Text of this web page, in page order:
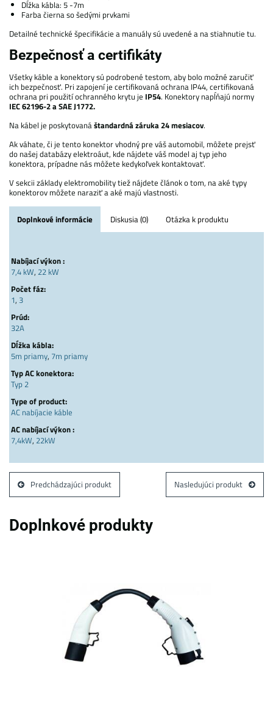
Dĺžka kábla: 5 -7m
Farba čierna so šedými prvkami
Detailné technické špecifikácie a manuály sú uvedené a na stiahnutie tu.
Bezpečnosť a certifikáty
Všetky káble a konektory sú podrobené testom, aby bolo možné zaručiť
ich bezpečnosť. Pri zapojení je certifikovaná ochrana IP44, certifikovaná
ochrana pri použití ochranného krytu je IP54. Konektory napĺňajú normy
IEC 62196-2 a SAE J1772.
Na kábel je poskytovanáštandardná záruka 24 mesiacov.
Ak váhate, či je tento konektor vhodný pre váš automobil, môžete prejsť
do našej databázy elektroáut, kde nájdete váš model aj typ jeho
konektora, prípadne nás môžete kedykoľvek kontaktovať.
V sekcii základy elektromobility tiež nájdete článok o tom, na aké typy
konektorov môžete naraziť a aké majú vlastnosti.
Doplnkové informácie Diskusia (0) Otázka k produktu
Nabíjací výkon :
7,4 kW, 22 kW
Počet fáz:
1, 3
Prúd:
32A
Dĺžka kábla:
5m priamy, 7m priamy
Typ AC konektora:
Typ 2
Type of product:
AC nabíjacie káble
AC nabíjací výkon :
7,4kW, 22kW
Predchádzajúci produkt Nasledujúci produkt
Doplnkové produkty